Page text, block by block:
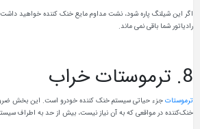
اگر این شیلنگ پاره شود، نشت مداوم مایع خنک کننده خواهید داشت
رادیاتور شما باقی نمی ماند.
8. ترموستات خراب
ترموستاتجزء حیاتی سیستم خنک کننده خودرو است. این بخش
خنک‌کننده در مواقعی که به آن نیاز نیست، بیش از حد به اطراف